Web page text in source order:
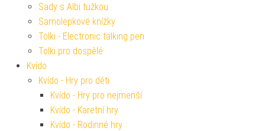
Sady s Albi tužkou
Samolepkové knížky
Tolki - Electronic talking pen
Tolki pro dospělé
Kvído
Kvído - Hry pro děti
Kvído - Hry pro nejmenší
Kvído - Karetní hry
Kvído - Rodinné hry